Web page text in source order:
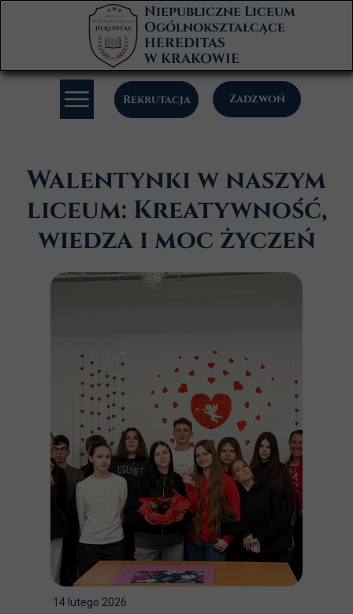
Zadzwoń
Rekrutacja
Niepubliczne Liceum
Ogólnokształcące
HEREDITAS
W KRAKOWIE
Walentynki w naszym
liceum: Kreatywność,
wiedza i moc życzeń
14 lutego 2026